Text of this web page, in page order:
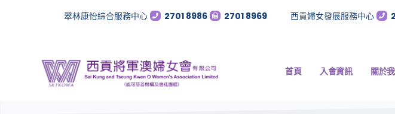
翠林康怡綜合服務中心 2701 8986 2701 8969 西貢婦女發展服務中心
首頁 入會資訊 關於